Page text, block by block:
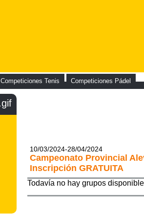
Competiciones Tenis Competiciones Pádel
10/03/2024-28/04/2024
Campeonato Provincial
Inscripción GRATUITA
Todavía no hay grupos